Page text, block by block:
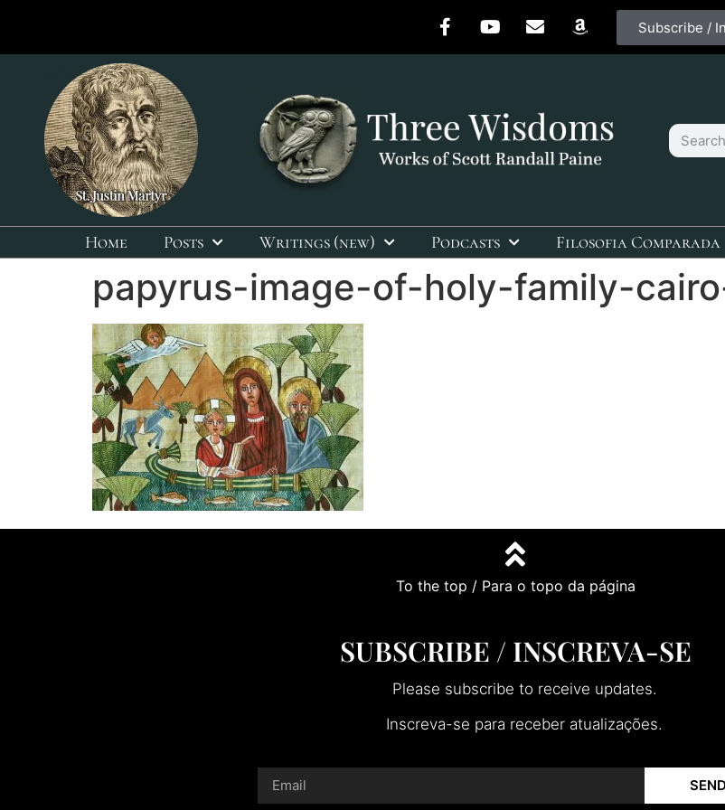
Subscribe /
Home Posts Writings (new) Podcasts Filosofia Comparada
papyrus-image-of-holy-family-
To the top / Para o topo da página
SUBSCRIBE / INSCREVA-SE
Please subscribe to receive updates.
Inscreva-se para receber atualizações.
SEND